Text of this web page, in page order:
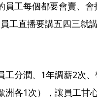
工每個都要會賣、會
工直播要講五四三就講
工分潤、1年調薪2次、
洲各1次），讓員工甘心